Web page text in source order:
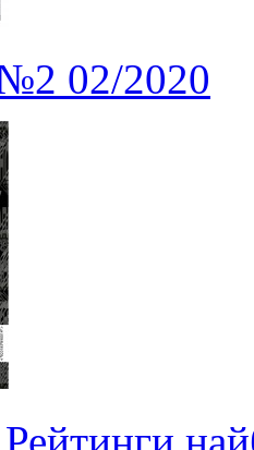
02/2020